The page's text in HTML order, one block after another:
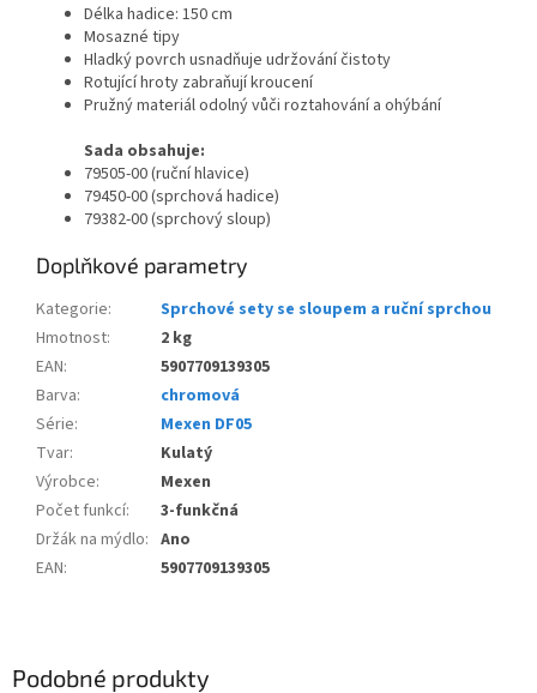
Délka hadice: 150 cm
Mosazné tipy
Hladký povrch usnadňuje udržování čistoty
Rotující hroty zabraňují kroucení
Pružný materiál odolný vůči roztahování a ohýbání
Sada obsahuje:
79505-00 (ruční hlavice)
79450-00 (sprchová hadice)
79382-00 (sprchový sloup)
Doplňkové parametry
Kategorie:
Sprchové sety se sloupem a ruční sprchou
Hmotnost:
2 kg
EAN:
5907709139305
Barva:
chromová
Série:
Mexen DF05
Tvar:
Kulatý
Výrobce:
Mexen
Počet funkcí:
3-funkčná
Držák na mýdlo: Ano
EAN: 5907709139305
Podobné produkty